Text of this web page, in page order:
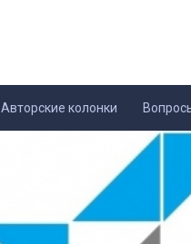
Авторские колонки